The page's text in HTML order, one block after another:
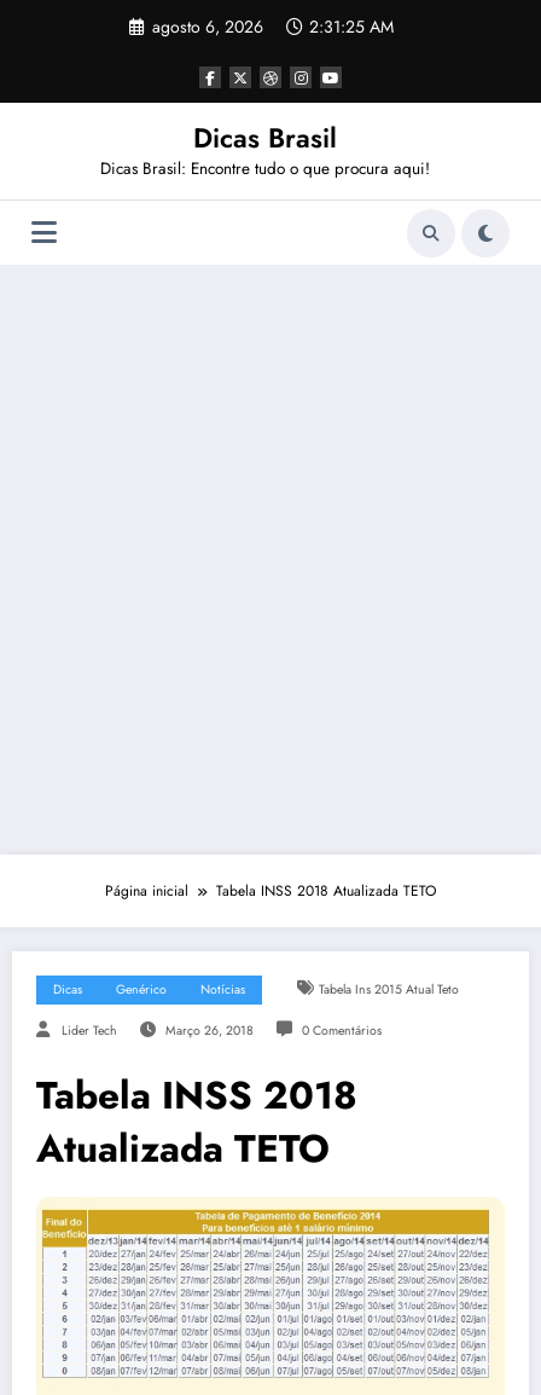
agosto 6, 2026 2:31:26 AM
Dicas Brasil
Dicas Brasil: Encontre tudo o que procura aqui!
Página inicial Tabela INSS 2018 Atualizada TETO
Dicas Genérico Notícias Tabela Ins 2015 Atual Teto
Lider Tech Março 26, 2018 0 Comentários
Tabela INSS 2018
Atualizada TETO